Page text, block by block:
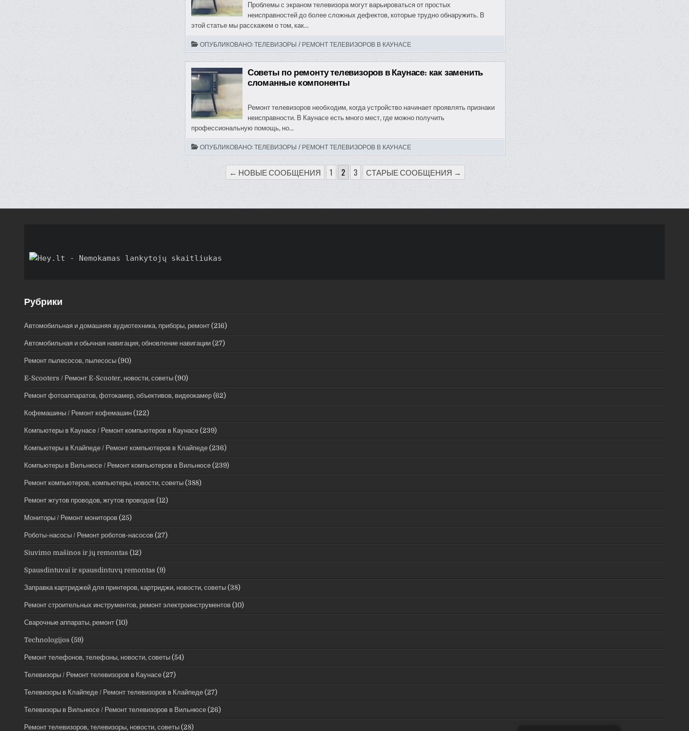
Проблемы с экраном телевизора могут варьироваться от простых
неисправностей до более сложных дефектов, которые трудно обнаружить. В
этой статье мы расскажем о том, как...
ОПУБЛИКОВАНО:ТЕЛЕВИЗОРЫ / РЕМОНТ ТЕЛЕВИЗОРОВ В КАУНАСЕ
Советы по ремонту телевизоров в Каунасе: как заменить
сломанные компоненты
Ремонт телевизоров необходим, когда устройство начинает проявлять признаки
неисправности. В Каунасе есть много мест, где можно получить
профессиональную помощь, но...
ОПУБЛИКОВАНО:ТЕЛЕВИЗОРЫ / РЕМОНТ ТЕЛЕВИЗОРОВ В КАУНАСЕ
ПАГИНАЦИЯ
ЗАПИСЕЙ
← НОВЫЕ СООБЩЕНИЯ 1 2 3 СТАРЫЕ СООБЩЕНИЯ →
Рубрики
Автомобильная и домашняя аудиотехника, приборы, ремонт (216)
Автомобильная и обычная навигация, обновление навигации (27)
Ремонт пылесосов, пылесосы (90)
E-Scooters / Ремонт E-Scooter, новости, советы (90)
Ремонт фотоаппаратов, фотокамер, объективов, видеокамер (62)
Кофемашины / Ремонт кофемашин (122)
Компьютеры в Каунасе / Ремонт компьютеров в Каунасе (239)
Компьютеры в Клайпеде / Ремонт компьютеров в Клайпеде (236)
Компьютеры в Вильнюсе / Ремонт компьютеров в Вильнюсе (239)
Ремонт компьютеров, компьютеры, новости, советы (388)
Ремонт жгутов проводов, жгутов проводов (12)
Мониторы / Ремонт мониторов (25)
Роботы-насосы / Ремонт роботов-насосов (27)
Siuvimo mašinos ir jų remontas (12)
Spausdintuvai ir spausdintuvų remontas (9)
Заправка картриджей для принтеров, картриджи, новости, советы (38)
Ремонт строительных инструментов, ремонт электроинструментов (10)
Сварочные аппараты, ремонт (10)
Technologijos (59)
Ремонт телефонов, телефоны, новости, советы (54)
Телевизоры / Ремонт телевизоров в Каунасе (27)
Телевизоры в Клайпеде / Ремонт телевизоров в Клайпеде (27)
Телевизоры в Вильнюсе / Ремонт телевизоров в Вильнюсе (26)
Ремонт телевизоров, телевизоры, новости, советы (28)